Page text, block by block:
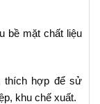
bề mặt chất liệu
thích hợp để sử
khu chế xuất.